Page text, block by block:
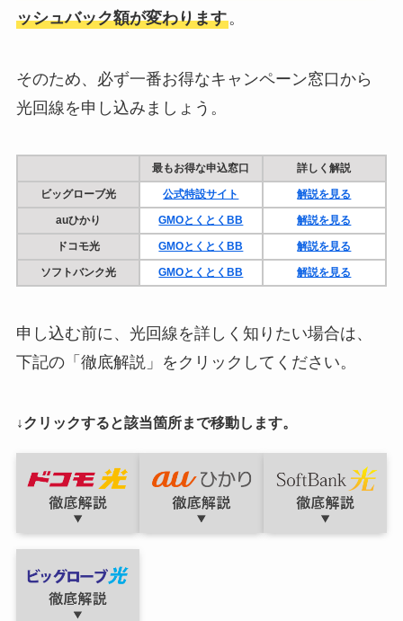
ッシュバック額が変わります。
そのため、必ず一番お得なキャンペーン窓口から
光回線を申し込みましょう。
最もお得な申込窓口 詳しく解説
ビッグローブ光 公式特設サイト 解説を見る
auひかり GMOとくとくBB 解説を見る
ドコモ光 GMOとくとくBB 解説を見る
ソフトバンク光 GMOとくとくBB 解説を見る
申し込む前に、光回線を詳しく知りたい場合は、
下記の「徹底解説」をクリックしてください。
↓クリックすると該当箇所まで移動します。